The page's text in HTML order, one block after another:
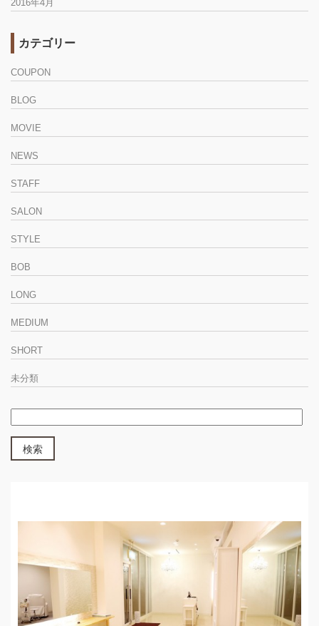
2016年4月
カテゴリー
COUPON
BLOG
MOVIE
NEWS
STAFF
SALON
STYLE
BOB
LONG
MEDIUM
SHORT
未分類